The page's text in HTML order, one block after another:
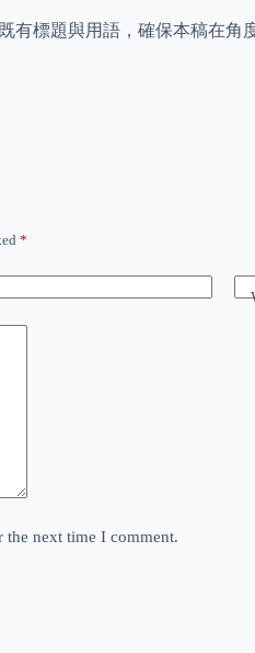
有標題與用語，確保本稿在
*
the next time I comment.